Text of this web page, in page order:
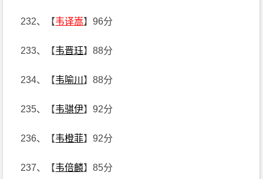
232、【韦译嵩】96分
233、【韦晋珏】88分
234、【韦喻川 】88分
235、【韦骐伊】92分
236、【韦橙菲】92分
237、【韦倍麟】85分